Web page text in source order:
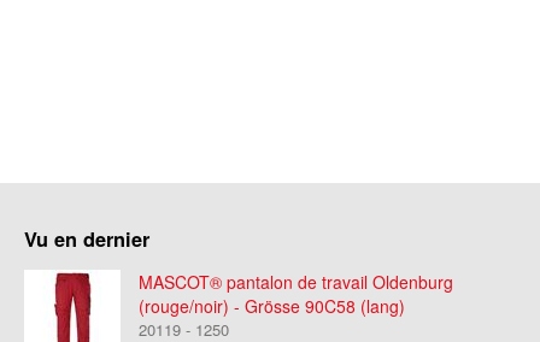
Vu en dernier
MASCOT® pantalon de travail Oldenburg
(rouge/noir) - Grösse 90C58 (lang)
20119 - 1250